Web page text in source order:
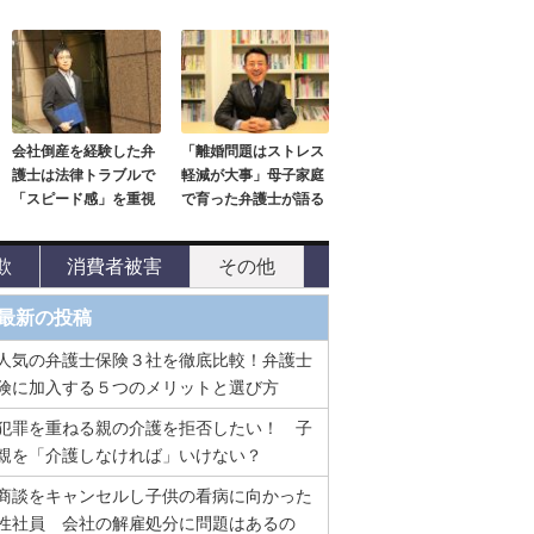
会社倒産を経験した弁
護士は法律トラブルで
「スピード感」を重視
「離婚問題はストレス
軽減が大事」母子家庭
で育った弁護士が語る
消費者被害 その他
新の投稿
気の弁護士保険３社を徹底比較！弁護士
に加入する５つのメリットと選び方
罪を重ねる親の介護を拒否したい！ 子
を「介護しなければ」いけない？
談をキャンセルし子供の看病に向かった
社員 会社の解雇処分に問題はあるの